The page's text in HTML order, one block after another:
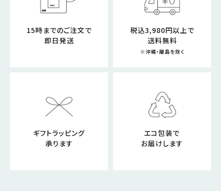
15時までのご注文で
即日発送
税込3,980円以上で
送料無料
※沖縄・離島を除く
ギフトラッピング
承ります
エコ包装で
お届けします